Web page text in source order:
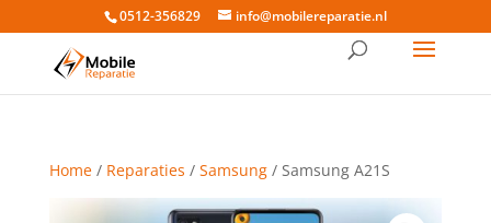
0512-356829 info@mobilereparatie.nl
Home/ Reparaties / Samsung/ Samsung A21S